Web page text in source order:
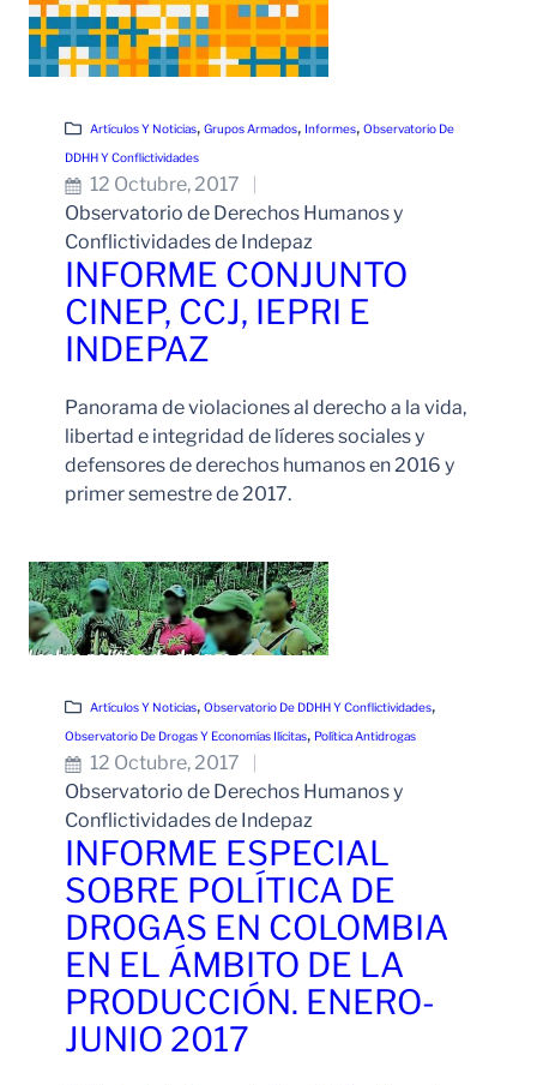
Artículos Y Noticias, Grupos Armados, Informes, Observatorio De
DDHH Y Conflictividades
12 Octubre, 2017
Observatorio de Derechos Humanos y
Conflictividades de Indepaz
INFORME CONJUNTO
CINEP, CCJ, IEPRI E
INDEPAZ
Panorama de violaciones al derecho a la vida,
libertad e integridad de líderes sociales y
defensores de derechos humanos en 2016 y
primer semestre de 2017.
Artículos Y Noticias, Observatorio De DDHH Y Conflictividades
Observatorio De Drogas Y Economías Ilícitas, Política Antidrogas
12 Octubre, 2017
Observatorio de Derechos Humanos y
Conflictividades de Indepaz
INFORME ESPECIAL
SOBRE POLÍTICA DE
DROGAS EN COLOMBIA
EN EL ÁMBITO DE LA
PRODUCCIÓN. ENERO-
JUNIO 2017